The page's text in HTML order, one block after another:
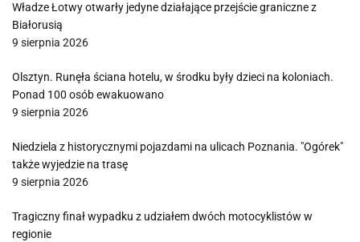
Władze Łotwy otwarły jedyne działające przejście graniczne z
Białorusią
9 sierpnia 2026
Olsztyn. Runęła ściana hotelu, w środku były dzieci na koloniach.
Ponad 100 osób ewakuowano
9 sierpnia 2026
Niedziela z historycznymi pojazdami na ulicach Poznania. "Ogórek"
także wyjedzie na trasę
9 sierpnia 2026
Tragiczny finał wypadku z udziałem dwóch motocyklistów w
regionie